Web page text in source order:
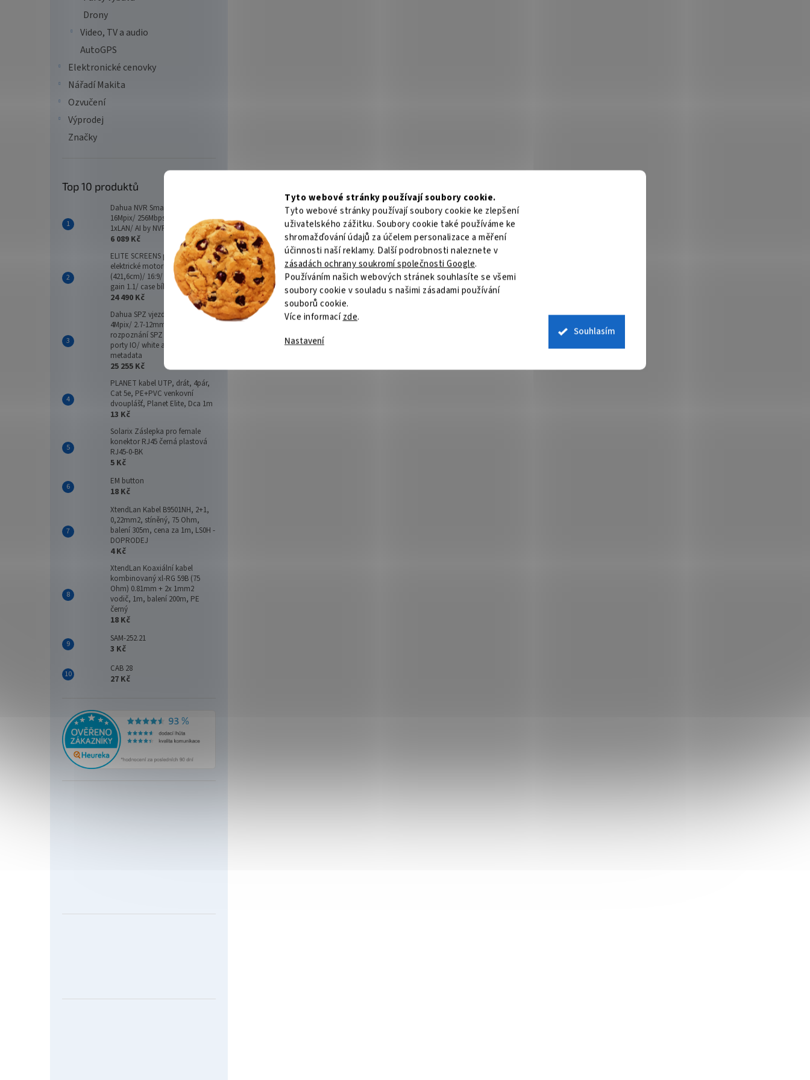
Tyto webové stránky používají soubory cookie.
Tyto webové stránky používají soubory cookie ke zlepšení
uživatelského zážitku. Soubory cookie také používáme ke
shromažďování údajů za účelem personalizace a měření
účinnosti naší reklamy. Další podrobnosti naleznete v
zásadách ochrany soukromí společnosti Google.
Používáním našich webových stránek souhlasíte se všemi
soubory cookie v souladu s našimi zásadami používání
souborů cookie.
Více informacízde.
Nastavení
Souhlasím
Drony
Video, TV a audio
AutoGPS
Elektronické cenovky
Nářadí Makita
Ozvučení
Výprodej
Značky
Top 10 produktů
Dahua NVR Smart 16xIP/
16Mpix/ 256Mbps/ 2xHDD/
1xLAN/ AI by NVR
6 089 Kč
ELITE SCREENS plátno
elektrické motorové 166"
(421,6cm)/ 16:9/ 205,7×365,8cm/
gain 1.1/ case bílý
24 490 Kč
Dahua SPZ vjezdová kamera
4Mpix/ 2.7-12mm/ IR30m/
rozpoznání SPZ na 3-10m/
porty IO/ white a blacklist/
metadata
25 255 Kč
PLANET kabel UTP, drát, 4pár,
Cat 5e, PE+PVC venkovní
dvouplášť, Planet Elite, Dca 1m
13 Kč
Solarix Záslepka pro female
konektor RJ45 černá plastová
RJ45-0-BK
5 Kč
EM button
18 Kč
XtendLan Kabel B9501NH, 2+1,
0,22mm2, stíněný, 75 Ohm,
balení 305m, cena za 1m, LS0H -
DOPRODEJ
4 Kč
XtendLan Koaxiální kabel
kombinovaný xl-RG 59B (75
Ohm) 0.81mm + 2x 1mm2
vodič, 1m, balení 200m, PE
černý
18 Kč
SAM-252.21
3 Kč
CAB 28
27 Kč